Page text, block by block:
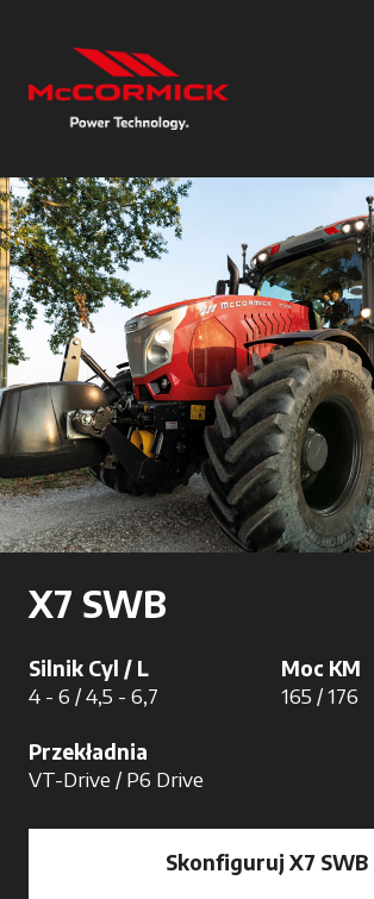
X7 SWB
Silnik Cyl / L
4 - 6 / 4,5 - 6,7
Moc KM
165 / 176
Przekładnia
VT-Drive / P6 Drive
Skonfiguruj X7 SWB